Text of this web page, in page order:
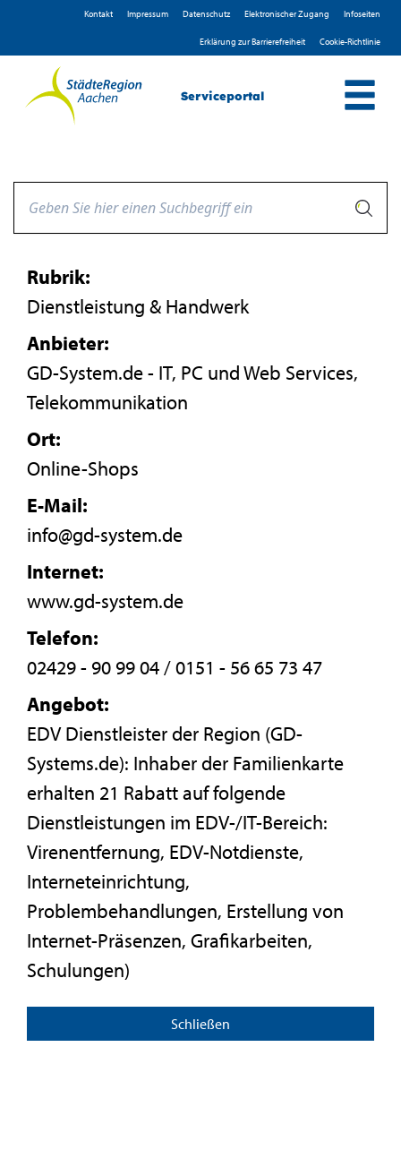
Zum Hauptinhalt springen
Zum Hauptinhalt
Kontakt Impressum D­atenschutz Elektronischer Zugang Infoseiten
Erklärung zur Barrierefreiheit Cookie-Richtlinie
Serviceportal
Rubrik:
Dienstleistung & Handwerk
Anbieter:
GD-System.de - IT, PC und Web Services,
Telekommunikation
Ort:
Online-Shops
E-Mail:
info@gd-system.de
Internet:
www.gd-system.de
Telefon:
02429 - 90 99 04 / 0151 - 56 65 73 47
Angebot:
EDV Dienstleister der Region (GD-
Systems.de): Inhaber der Familienkarte
erhalten 21 Rabatt auf folgende
Dienstleistungen im EDV-/IT-Bereich:
Virenentfernung, EDV-Notdienste,
Interneteinrichtung,
Problembehandlungen, Erstellung von
Internet-Präsenzen, Grafikarbeiten,
Schulungen)
Schließen